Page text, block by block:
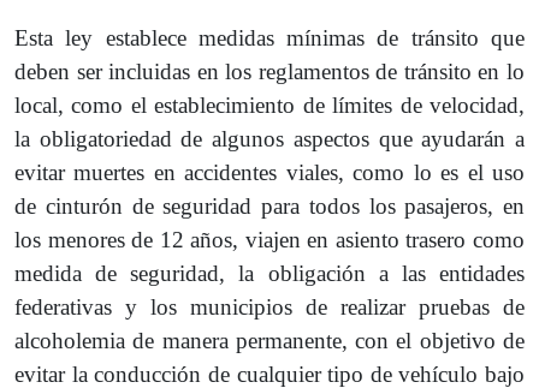
Esta ley establece medidas mínimas de tránsito que
deben ser incluidas en los reglamentos de tránsito en lo
local, como el establecimiento de límites de velocidad,
la obligatoriedad de algunos aspectos que ayudarán a
evitar muertes en accidentes viales, como lo es el uso
de cinturón de seguridad para todos los pasajeros, en
los menores de 12 años, viajen en asiento trasero como
medida de seguridad, la obligación a las entidades
federativas y los municipios de realizar pruebas de
alcoholemia de manera permanente, con el objetivo de
evitar la conducción de cualquier tipo de vehículo bajo